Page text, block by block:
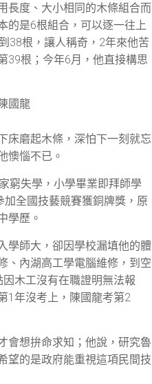
長度、大小相同的木條組合而
的是6根組合，可以逐一往上
38根，讓人稱奇，2年來他苦
39根；今年6月，他直接構思
床磨起木條，深怕下一刻就忘
懊惱不已。
窮失學，小學畢業即拜師學
全國技藝競賽獲銅牌獎，原
學歷。
學師大，卻因學校漏填他的體
、內湖高工學電腦維修，到空
木工沒有在職證明無法報
1年沒考上，陳國龍考第2
會想拚命求知；他說，研究魯
望的是政府能重視這項民間技